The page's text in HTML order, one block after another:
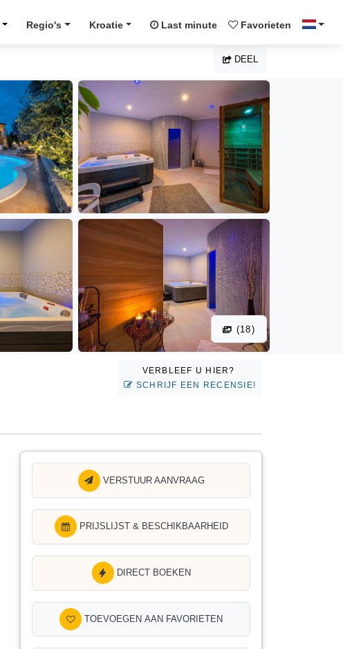
Regio's Kroatie Last minute Favorieten
DEEL
(18)
VERBLEEF U HIER?
SCHRIJF EEN RECENSIE!
VERSTUUR AANVRAAG
PRIJSLIJST & BESCHIKBAARHEID
DIRECT BOEKEN
TOEVOEGEN AAN FAVORIETEN